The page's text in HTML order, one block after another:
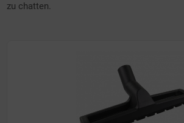
zu chatten.